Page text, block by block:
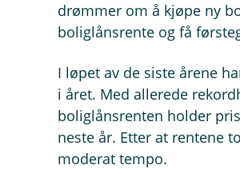
drømmer om å kjøpe ny
boliglånsrente og få
I løpet av de siste årene
i året. Med allerede
boliglånsrenten holder
neste år. Etter at rentene
moderat tempo.